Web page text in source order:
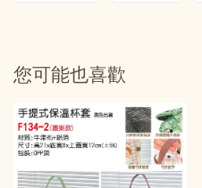
您可能也喜歡